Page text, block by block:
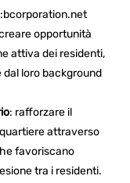
bcorporation.net
opportunità
attiva dei residenti,
loro background
: rafforzare il
attraverso
favoriscano
tra i residenti.​